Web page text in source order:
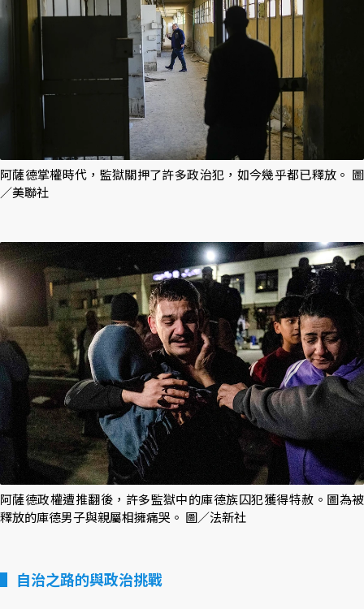
阿薩德掌權時代，監獄關押了許多政治犯，如今幾乎都已釋放。 圖
／美聯社
阿薩德政權遭推翻後，許多監獄中的庫德族囚犯獲得特赦。圖為被
釋放的庫德男子與親屬相擁痛哭。 圖／法新社
自治之路的與政治挑戰